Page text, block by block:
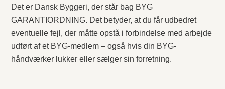
Det er Dansk Byggeri, der står bag BYG
GARANTIORDNING. Det betyder, at du får udbedret
eventuelle fejl, der måtte opstå i forbindelse med arbejde
udført af et BYG-medlem – også hvis din BYG-
håndværker lukker eller sælger sin forretning.